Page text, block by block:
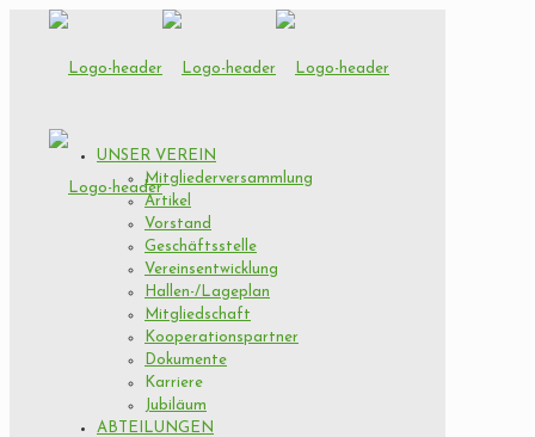
UNSER VEREIN
Mitgliederversammlung
Artikel
Vorstand
Geschäftsstelle
Vereinsentwicklung
Hallen-/Lageplan
Mitgliedschaft
Kooperationspartner
Dokumente
Karriere
Jubiläum
ABTEILUNGEN